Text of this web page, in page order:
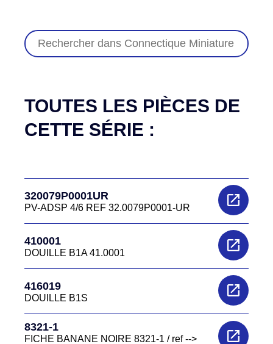
TOUTES LES PIÈCES DE
CETTE SÉRIE :
320079P0001UR
PV-ADSP 4/6 REF 32.0079P0001-UR
410001
DOUILLE B1A 41.0001
416019
DOUILLE B1S
8321-1
FICHE BANANE NOIRE 8321-1 / ref -->